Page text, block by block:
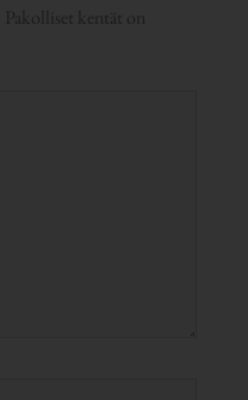
Pakolliset kentät on